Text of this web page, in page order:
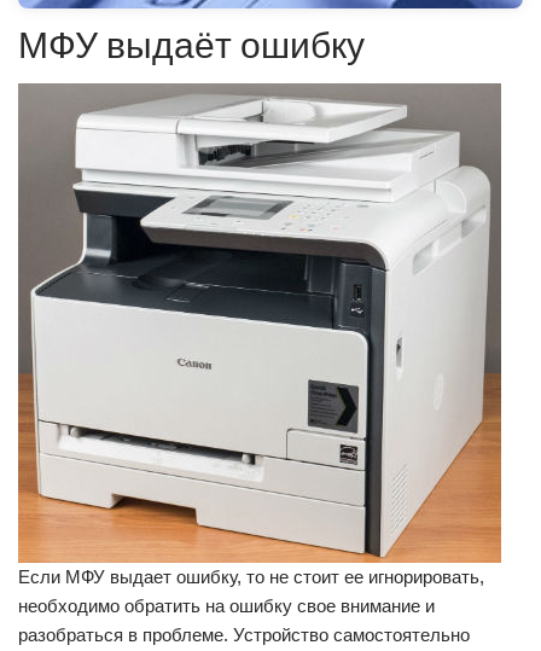
МФУ выдаёт ошибку
Если МФУ выдает ошибку, то не стоит ее игнорировать,
необходимо обратить на ошибку свое внимание и
разобраться в проблеме. Устройство самостоятельно